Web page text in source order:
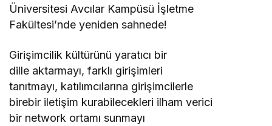
Üniversitesi Avcılar Kampüsü İşletme
Fakültesi’nde yeniden sahnede!
Girişimcilik kültürünü yaratıcı bir
dille aktarmayı, farklı girişimleri
tanıtmayı, katılımcılarına girişimcilerle
birebir iletişim kurabilecekleri ilham verici
bir network ortamı sunmayı